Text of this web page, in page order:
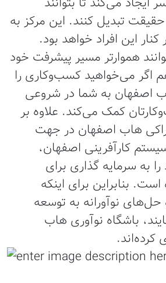
تبدیل کنند. این مرکز به
این افراد خواهد بود.
هموارتر مسیر پیشرفت خود
اگر می‌خواهید کسب‌وکاری را
اصفهان به شما در شروعی
کمک می‌کند. علاوه بر
هاب اصفهان در جهت
کارآفرینی اصفهان،
به سرمایه گذاری برای
بنابراین برای اینکه
حل‌های نوآورانه به توسعه
باشگاه نوآوری هاب
کرده‌اند.